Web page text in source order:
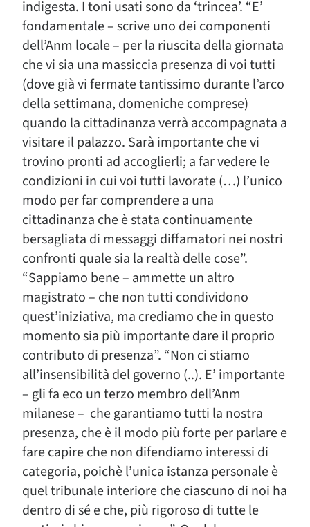
indigesta. I toni usati sono da ‘trincea’. “E’
fondamentale – scrive uno dei componenti
dell’Anm locale – per la riuscita della giornata
che vi sia una massiccia presenza di voi tutti
(dove già vi fermate tantissimo durante l’arco
della settimana, domeniche comprese)
quando la cittadinanza verrà accompagnata a
visitare il palazzo. Sarà importante che vi
trovino pronti ad accoglierli; a far vedere le
condizioni in cui voi tutti lavorate (…) l’unico
modo per far comprendere a una
cittadinanza che è stata continuamente
bersagliata di messaggi diffamatori nei nostri
confronti quale sia la realtà delle cose”.
“Sappiamo bene – ammette un altro
magistrato – che non tutti condividono
quest’iniziativa, ma crediamo che in questo
momento sia più importante dare il proprio
contributo di presenza”. “Non ci stiamo
all’insensibilità del governo (..). E’ importante
– gli fa eco un terzo membro dell’Anm
milanese – che garantiamo tutti la nostra
presenza, che è il modo più forte per parlare e
fare capire che non difendiamo interessi di
categoria, poichè l’unica istanza personale è
quel tribunale interiore che ciascuno di noi ha
dentro di sé e che, più rigoroso di tutte le